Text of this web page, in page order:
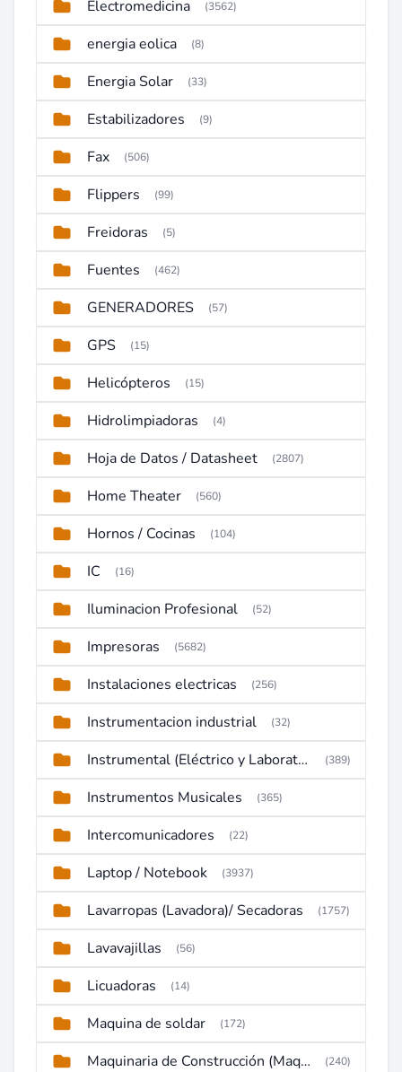
Electromedicina (3562)
energia eolica (8)
Energia Solar (33)
Estabilizadores (9)
Fax (506)
Flippers (99)
Freidoras (5)
Fuentes (462)
GENERADORES (57)
GPS (15)
Helicópteros (15)
Hidrolimpiadoras (4)
Hoja de Datos / Datasheet (2807)
Home Theater (560)
Hornos / Cocinas (104)
IC (16)
Iluminacion Profesional (52)
Impresoras (5682)
Instalaciones electricas (256)
Instrumentacion industrial (32)
Instrumental (Eléctrico y Laboratorio) (389)
Instrumentos Musicales (365)
Intercomunicadores (22)
Laptop / Notebook (3937)
Lavarropas (Lavadora)/ Secadoras (1757)
Lavavajillas (56)
Licuadoras (14)
Maquina de soldar (172)
Maquinaria de Construcción (Maquinaria Pesada) (240)